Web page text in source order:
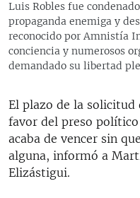
SER VIEJO EN CUBA
KENTU-CUBANO
LOS SANTOS DE
LA INVASIÓN DE RUSIA
SÍGUENOS
Luis Robles fue
propaganda enemiga y
reconocido por Amnistía
conciencia y numerosos
demandado su libertad
El plazo de la solicitud
favor del preso
acaba de vencer sin
alguna, informó a
Elizástigui.